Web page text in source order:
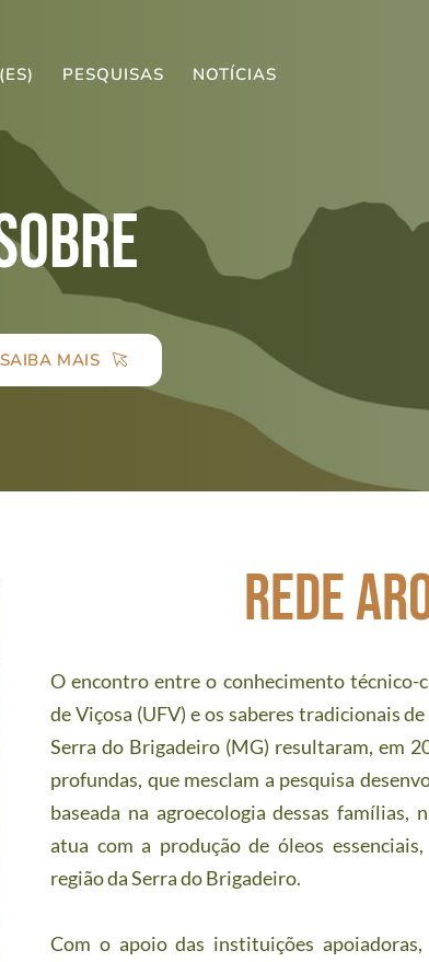
PESQUISAS
NOTÍCIAS
SAIBA MAIS
rede
O encontro entre o conhecimento técnico-
de Viçosa (UFV) e os saberes tradicionais
Serra do Brigadeiro (MG) resultaram, em
profundas, que mesclam a pesquisa
baseada na agroecologia dessas
atua com a produção de óleos
região da Serra do Brigadeiro.
Com o apoio das instituições